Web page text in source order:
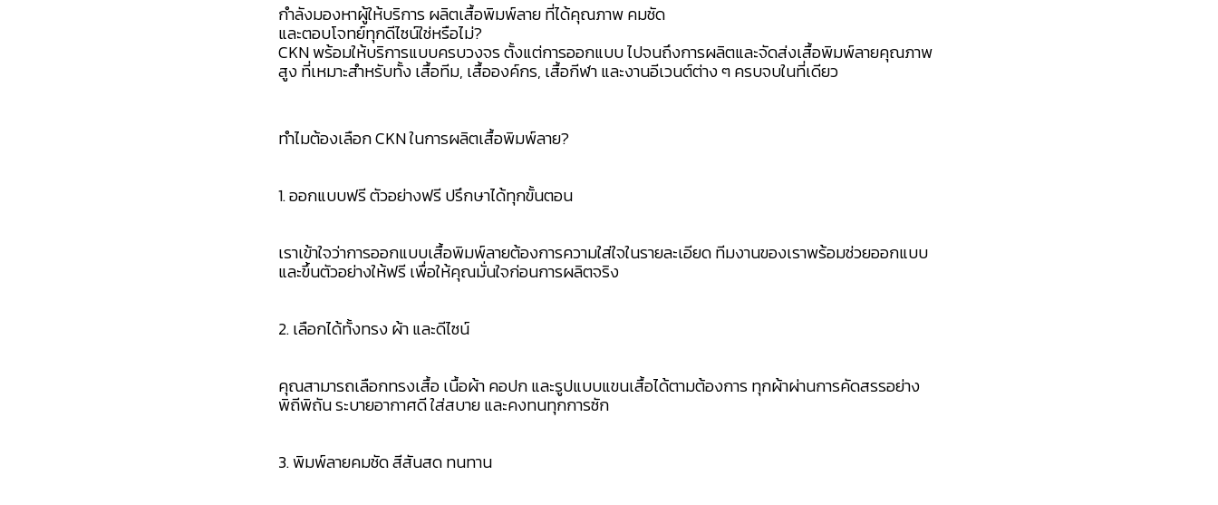
กำลังมองหาผู้ให้บริการ ผลิตเสื้อพิมพ์ลาย ที่ได้คุณภาพ คมชัด
และตอบโจทย์ทุกดีไซน์ใช่หรือไม่?
CKN พร้อมให้บริการแบบครบวงจร ตั้งแต่การออกแบบ ไปจนถึงการผลิตและจัดส่งเสื้อพิมพ์ลายคุณภาพ
สูง ที่เหมาะสำหรับทั้ง เสื้อทีม, เสื้อองค์กร, เสื้อกีฬา และงานอีเวนต์ต่าง ๆ ครบจบในที่เดียว
ทำไมต้องเลือก CKN ในการผลิตเสื้อพิมพ์ลาย?
1. ออกแบบฟรี ตัวอย่างฟรี ปรึกษาได้ทุกขั้นตอน
เราเข้าใจว่าการออกแบบเสื้อพิมพ์ลายต้องการความใส่ใจในรายละเอียด ทีมงานของเราพร้อมช่วยออกแบบ
และขึ้นตัวอย่างให้ฟรี เพื่อให้คุณมั่นใจก่อนการผลิตจริง
2. เลือกได้ทั้งทรง ผ้า และดีไซน์
คุณสามารถเลือกทรงเสื้อ เนื้อผ้า คอปก และรูปแบบแขนเสื้อได้ตามต้องการ ทุกผ้าผ่านการคัดสรรอย่าง
พิถีพิถัน ระบายอากาศดี ใส่สบาย และคงทนทุกการซัก
3. พิมพ์ลายคมชัด สีสันสด ทนทาน